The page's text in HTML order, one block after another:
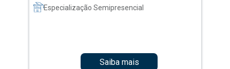
Especialização Semipresencial
Saiba mais